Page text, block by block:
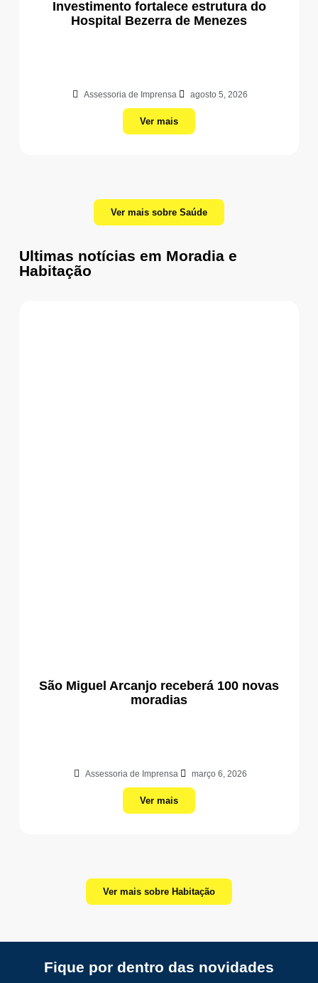
Investimento fortalece estrutura do
Hospital Bezerra de Menezes
Assessoria de Imprensa agosto 5, 2026
Ver mais
Ver mais sobre Saúde
Ultimas notícias em Moradia e
Habitação
São Miguel Arcanjo receberá 100 novas
moradias
Assessoria de Imprensa março 6, 2026
Ver mais
Ver mais sobre Habitação
Fique por dentro das novidades